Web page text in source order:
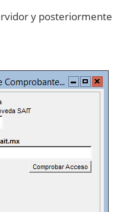
y posteriormente